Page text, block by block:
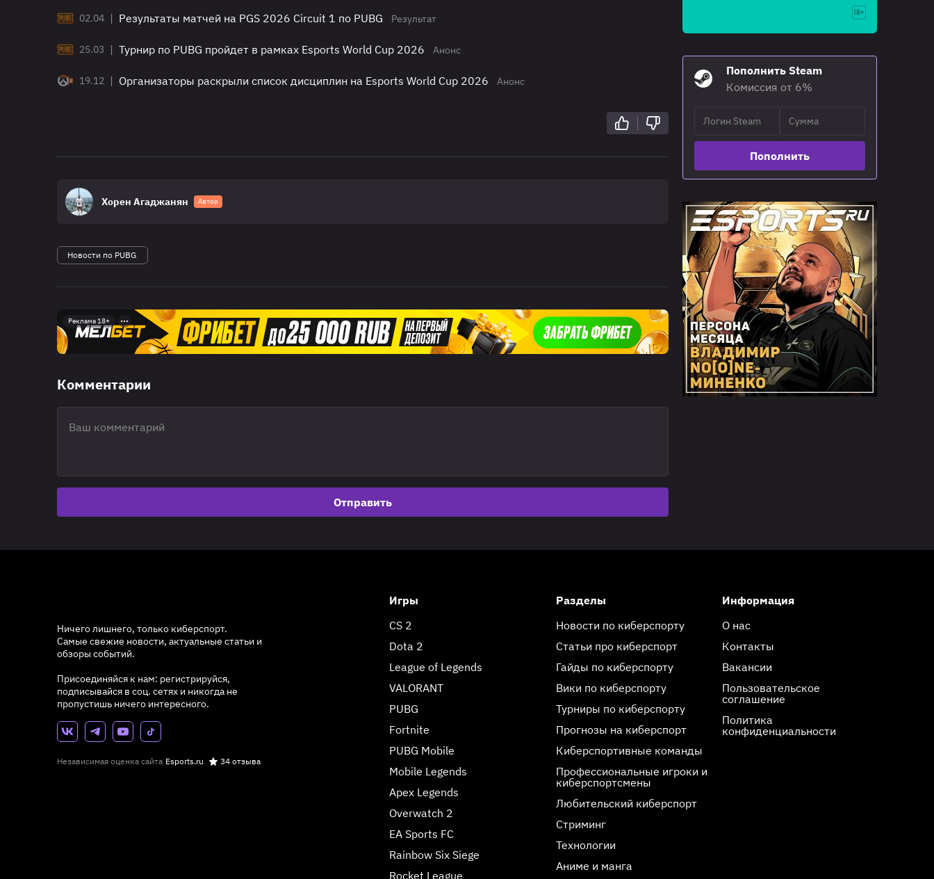
02.04 | Результаты матчей на PGS 2026 Circuit 1 по PUBG Результат
25.03 | Турнир по PUBG пройдет в рамках Esports World Cup 2026 Анонс
19.12 | Организаторы раскрыли список дисциплин на Esports World Cup 2026 Анонс
Хорен Агаджанян Автор
Новости по PUBG
Реклама 18+
Комментарии
Отправить
Пополнить Steam
Комиссия от 6%
Пополнить
Ничего лишнего, только киберспорт.
Самые свежие новости, актуальные статьи и
обзоры событий.
Присоединяйся к нам: регистрируйся,
подписывайся в соц. сетях и никогда не
пропустишь ничего интересного.
Независимая оценка сайта Esports.ru 34 отзыва
Игры
CS 2
Dota 2
League of Legends
VALORANT
PUBG
Fortnite
PUBG Mobile
Mobile Legends
Apex Legends
Overwatch 2
EA Sports FC
Rainbow Six Siege
Rocket League
Разделы
Новости по киберспорту
Статьи про киберспорт
Гайды по киберспорту
Вики по киберспорту
Турниры по киберспорту
Прогнозы на киберспорт
Киберспортивные команды
Профессиональные игроки и
киберспортсмены
Любительский киберспорт
Стриминг
Технологии
Аниме и манга
Информация
О нас
Контакты
Вакансии
Пользовательское
соглашение
Политика
конфиденциальности